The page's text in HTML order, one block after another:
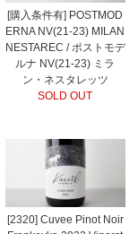
[購入条件有] POSTMOD
ERNA NV(21-23) MILAN
NESTAREC / ポストモデ
ルナ NV(21-23) ミラ
ン・ネスタレッツ
SOLD OUT
[2320] Cuvee Pinot Noir